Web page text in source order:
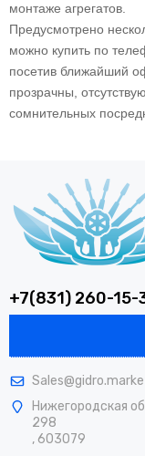
монтаже агрегатов.
Предусмотрено
можно купить по
посетив ближайший
прозрачны,
сомнительных
+7(831) 260-15-
Нижегородская
298
, 603079